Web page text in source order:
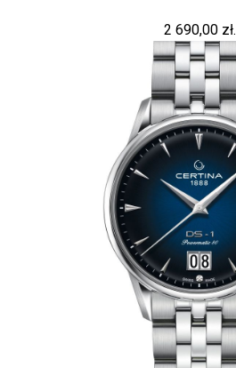
2 690,00 zł.